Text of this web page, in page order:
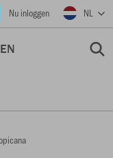
Nu inloggen NL